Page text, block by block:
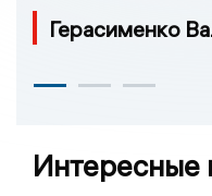
Герасименко
Интересные